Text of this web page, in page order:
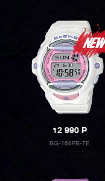
12 990P
BG-169PB-7E